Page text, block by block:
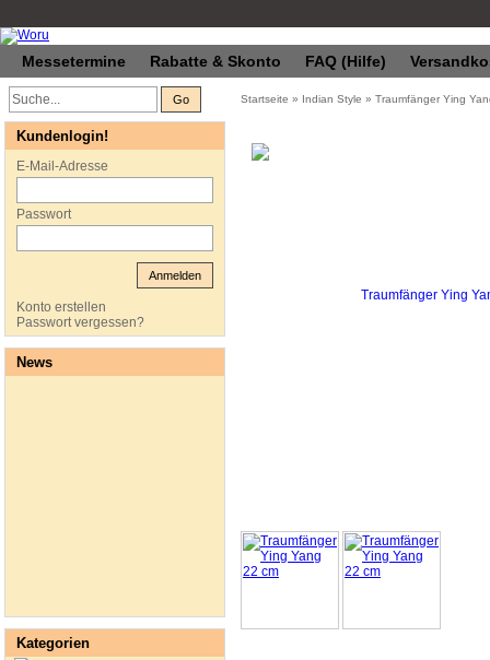
Messetermine Rabatte & Skonto FAQ (Hilfe)
Go Startseite » Indian Style » Traumfänger Ying
Kundenlogin!
E-Mail-Adresse
Passwort
Anmelden
Konto erstellen
Passwort vergessen?
News
Kategorien